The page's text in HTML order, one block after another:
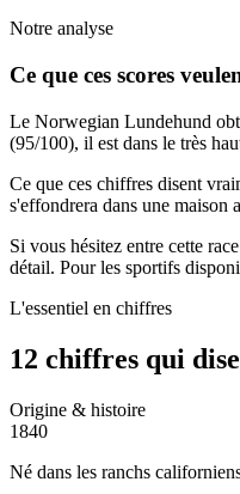
Notre analyse
Ce que ces scores
Le Norwegian Lundehund
(95/100), il est dans le très
Ce que ces chiffres disent
s'effondrera dans une maison
Si vous hésitez entre cette
détail. Pour les sportifs
L'essentiel en chiffres
12 chiffres qui
Origine & histoire
1840
Né dans les ranchs